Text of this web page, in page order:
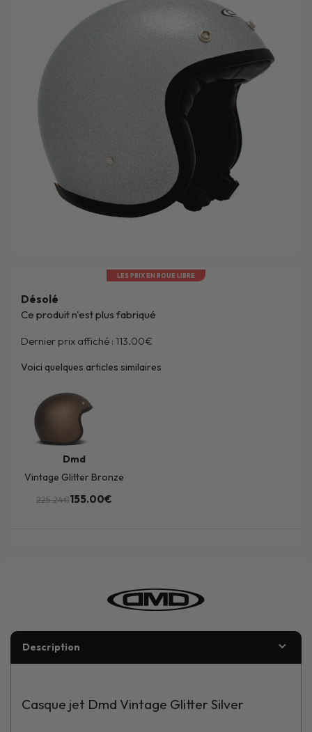
LES PRIX EN ROUE LIBRE
Désolé
Ce produit n'est plus fabriqué
Dernier prix affiché : 113.00€
Voici quelques articles similaires
Dmd
Vintage Glitter Bronze
225.24€155.00€
Description
Casque jet Dmd Vintage Glitter Silver